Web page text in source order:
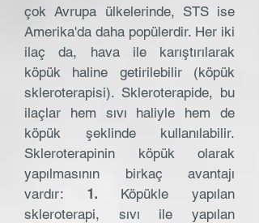
çok Avrupa ülkelerinde, STS ise
Amerika'da daha popülerdir. Her iki
ilaç da, hava ile karıştırılarak
köpük haline getirilebilir (köpük
skleroterapisi). Skleroterapide, bu
ilaçlar hem sıvı haliyle hem de
köpük şeklinde kullanılabilir.
Skleroterapinin köpük olarak
yapılmasının birkaç avantajı
vardır: 1. Köpükle yapılan
skleroterapi, sıvı ile yapılan